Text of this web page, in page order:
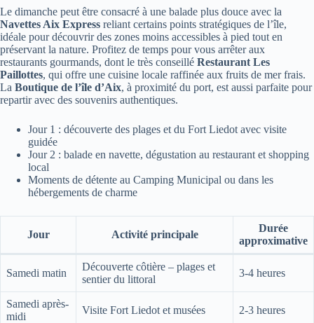
Le dimanche peut être consacré à une balade plus douce avec la
Navettes Aix Express reliant certains points stratégiques de l’île,
idéale pour découvrir des zones moins accessibles à pied tout en
préservant la nature. Profitez de temps pour vous arrêter aux
restaurants gourmands, dont le très conseillé Restaurant Les
Paillottes, qui offre une cuisine locale raffinée aux fruits de mer frais.
La Boutique de l’île d’Aix, à proximité du port, est aussi parfaite pour
repartir avec des souvenirs authentiques.
Jour 1 : découverte des plages et du Fort Liedot avec visite
guidée
Jour 2 : balade en navette, dégustation au restaurant et shopping
local
Moments de détente au Camping Municipal ou dans les
hébergements de charme
Jour Activité principale
Durée
approximative
Samedi matin
Découverte côtière – plages et
sentier du littoral
3-4 heures
Samedi après-
midi
Visite Fort Liedot et musées 2-3 heures